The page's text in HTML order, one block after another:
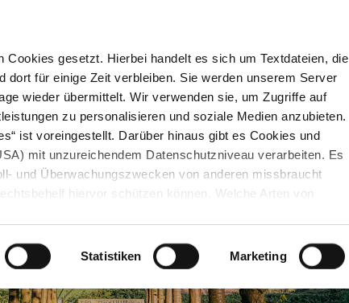
Cookies gesetzt. Hierbei handelt es sich um Textdateien, die
dort für einige Zeit verbleiben. Sie werden unserem Server
wieder übermittelt. Wir verwenden sie, um Zugriffe auf
zu personalisieren und soziale Medien anzubieten.
ist voreingestellt. Darüber hinaus gibt es Cookies und
mit unzureichendem Datenschutzniveau verarbeiten. Es
und Überwachungszwecken von anderen missbraucht
hiervor schützen können. Welche Arten von
Ihnen getroffene Auswahl der gewünschten Cookies kann
oder
werden.
Statistiken Marketing